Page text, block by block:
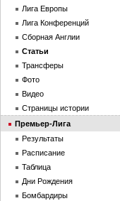
Лига Европы
Лига Конференций
Сборная Англии
Статьи
Трансферы
Фото
Видео
Страницы истории
Премьер-Лига
Результаты
Расписание
Таблица
Дни Рождения
Бомбардиры